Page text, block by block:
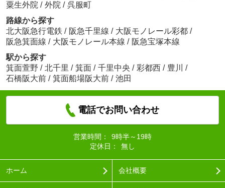
粟生外院 / 外院 / 呉服町
路線から探す
北大阪急行電鉄 / 阪急千里線 / 大阪モノレール彩都 /
阪急箕面線 / 大阪モノレール本線 / 阪急宝塚本線
駅から探す
箕面萱野 / 北千里 / 箕面 / 千里中央 / 彩都西 / 豊川 /
石橋阪大前 / 箕面船場阪大前 / 池田
電話でお問い合わせ
営業時間：
9時半～19時
定休日：
無し
ホーム 会社概要